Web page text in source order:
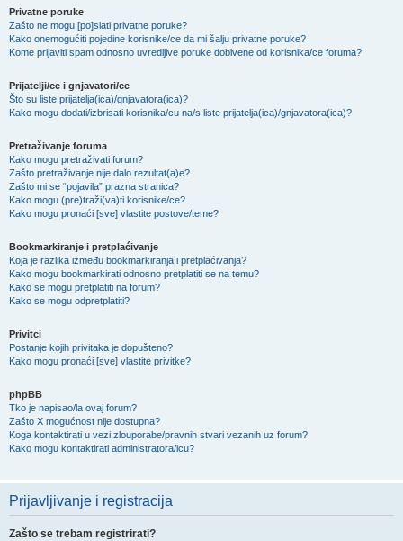
Privatne poruke
Zašto ne mogu [po]slati privatne poruke?
Kako onemogućiti pojedine korisnike/ce da mi šalju privatne poruke?
Kome prijaviti spam odnosno uvredljive poruke dobivene od korisnika/ce foruma?
Prijatelji/ce i gnjavatori/ce
Što su liste prijatelja(ica)/gnjavatora(ica)?
Kako mogu dodati/izbrisati korisnika/cu na/s liste prijatelja(ica)/gnjavatora(ica)?
Pretraživanje foruma
Kako mogu pretraživati forum?
Zašto pretraživanje nije dalo rezultat(a)e?
Zašto mi se “pojavila” prazna stranica?
Kako mogu (pre)traži(va)ti korisnike/ce?
Kako mogu pronaći [sve] vlastite postove/teme?
Bookmarkiranje i pretplaćivanje
Koja je razlika između bookmarkiranja i pretplaćivanja?
Kako mogu bookmarkirati odnosno pretplatiti se na temu?
Kako se mogu pretplatiti na forum?
Kako se mogu odpretplatiti?
Privitci
Postanje kojih privitaka je dopušteno?
Kako mogu pronaći [sve] vlastite privitke?
phpBB
Tko je napisao/la ovaj forum?
Zašto X mogućnost nije dostupna?
Koga kontaktirati u vezi zlouporabe/pravnih stvari vezanih uz forum?
Kako mogu kontaktirati administratora/icu?
Prijavljivanje i registracija
Zašto se trebam registrirati?